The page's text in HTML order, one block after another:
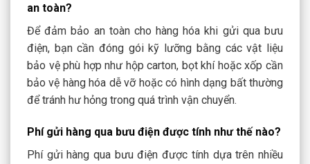
an toàn?
Để đảm bảo an toàn cho hàng hóa khi gửi qua bưu
điện, bạn cần đóng gói kỹ lưỡng bằng các vật liệu
bảo vệ phù hợp như hộp carton, bọt khí hoặc xốp cần
bảo vệ hàng hóa dễ vỡ hoặc có hình dạng bất thường
để tránh hư hỏng trong quá trình vận chuyển.
Phí gửi hàng qua bưu điện được tính như thế nào?
Phí gửi hàng qua bưu điện được tính dựa trên nhiều